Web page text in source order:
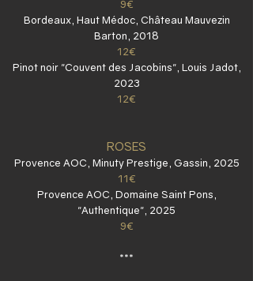
9€
Bordeaux, Haut Médoc, Château Mauvezin
Barton, 2018
12€
Pinot noir "Couvent des Jacobins", Louis Jadot,
2023
12€
ROSES
Provence AOC, Minuty Prestige, Gassin, 2025
11€
Provence AOC, Domaine Saint Pons,
"Authentique", 2025
9€
***